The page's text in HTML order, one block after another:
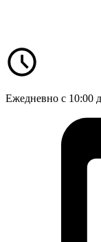
Ежедневно с 10:00